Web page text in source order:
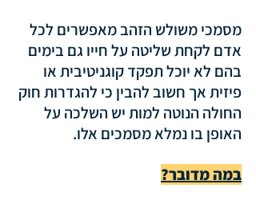
מסמכי משולש הזהב מאפשרים לכל
אדם לקחת שליטה על חייו גם בימים
בהם לא יוכל תפקד קוגניטיבית או
פיזית אך חשוב להבין כי להגדרות חוק
החולה הנוטה למות יש השלכה על
האופן בו נמלא מסמכים אלו.
במה מדובר?